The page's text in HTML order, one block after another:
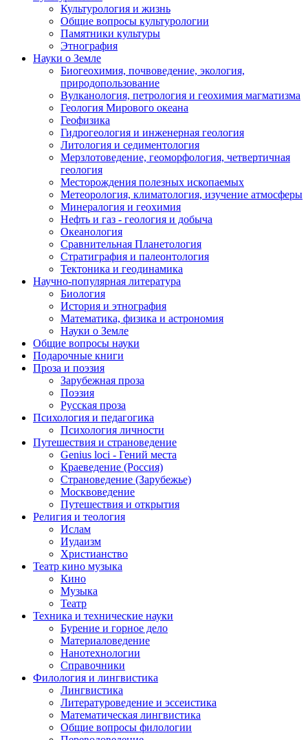
Культурология и жизнь
Общие вопросы культурологии
Памятники культуры
Этнография
Науки о Земле
Биогеохимия, почвоведение, экология,
природопользование
Вулканология, петрология и геохимия магматизма
Геология Мирового океана
Геофизика
Гидрогеология и инженерная геология
Литология и седиментология
Мерзлотоведение, геоморфология, четвертичная
геология
Месторождения полезных ископаемых
Метеорология, климатология, изучение атмосферы
Минералогия и геохимия
Нефть и газ - геология и добыча
Океанология
Сравнительная Планетология
Стратиграфия и палеонтология
Тектоника и геодинамика
Научно-популярная литература
Биология
История и этнография
Математика, физика и астрономия
Науки о Земле
Общие вопросы науки
Подарочные книги
Проза и поэзия
Зарубежная проза
Поэзия
Русская проза
Психология и педагогика
Психология личности
Путешествия и страноведение
Genius loci - Гений места
Краеведение (Россия)
Страноведение (Зарубежье)
Москвоведение
Путешествия и открытия
Религия и теология
Ислам
Иудаизм
Христианство
Театр кино музыка
Кино
Музыка
Театр
Техника и технические науки
Бурение и горное дело
Материаловедение
Нанотехнологии
Справочники
Филология и лингвистика
Лингвистика
Литературоведение и эссеистика
Математическая лингвистика
Общие вопросы филологии